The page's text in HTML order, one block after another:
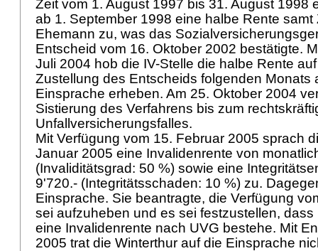
Zeit vom 1. August 1997 bis 31. August 1998
ab 1. September 1998 eine halbe Rente
Ehemann zu, was das
Entscheid vom 16. Oktober 2002 bestätigte.
Juli 2004 hob die IV-Stelle die halbe Rente
Zustellung des Entscheids folgenden Monats
Einsprache erheben. Am 25. Oktober 2004
Sistierung des Verfahrens bis zum
Unfallversicherungsfalles.
Mit Verfügung vom 15. Februar 2005 sprach
Januar 2005 eine Invalidenrente von
(Invaliditätsgrad: 50 %) sowie eine
9'720.- (Integritätsschaden: 10 %) zu.
Einsprache. Sie beantragte, die Verfügung
sei aufzuheben und es sei festzustellen,
eine Invalidenrente nach UVG bestehe. Mit
2005 trat die Winterthur auf die Einsprache